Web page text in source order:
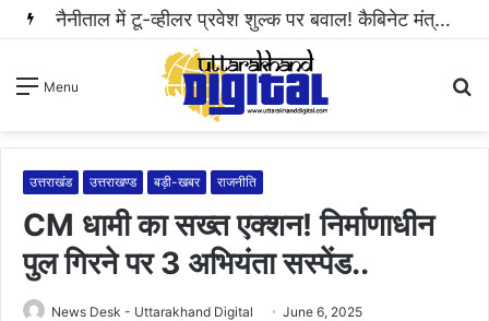
हल्द्वानी: महिला से अभद्रता करने और सोशल मीडिया पर धमकी भरा वीडियो वायरल करने वाला आरोपी गिरफ्तार..
Menu
उत्तराखंड उत्तराखण्ड बड़ी-खबर राजनीति
CM धामी का सख्त एक्शन! निर्माणाधीन
पुल गिरने पर 3 अभियंता सस्पेंड..
News Desk - Uttarakhand Digital June 6, 2025